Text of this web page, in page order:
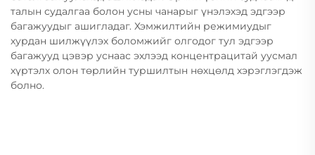
талын судалгаа болон усны чанарыг үнэлэхэд эдгээр
багажуудыг ашигладаг. Хэмжилтийн режимиудыг
хурдан шилжүүлэх боломжийг олгодог тул эдгээр
багажууд цэвэр уснаас эхлээд концентрацитай уусмал
хүртэлх олон төрлийн туршилтын нөхцөлд хэрэглэгдэж
болно.